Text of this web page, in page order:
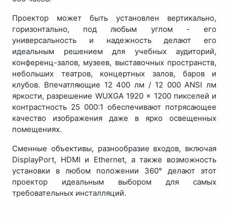
Проектор может быть установлен вертикально,
горизонтально, под любым углом - его
универсальность и надежность делают его
идеальным решением для учебных аудиторий,
конференц-залов, музеев, выставочных пространств,
небольших театров, концертных залов, баров и
клубов. Впечатляющие 12 400 лм / 12 000 ANSI лм
яркости, разрешение WUXGA 1920 x 1200 пикселей и
контрастность 25 000:1 обеспечивают потрясающее
качество изображения даже в ярко освещенных
помещениях.
Сменные объективы, разнообразие входов, включая
DisplayPort, HDMI и Ethernet, а также возможность
установки в любом положении 360° делают этот
проектор идеальным выбором для самых
требовательных инсталляций.